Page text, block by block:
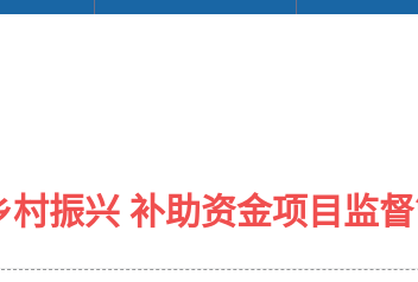
振兴 补助资金项目监督